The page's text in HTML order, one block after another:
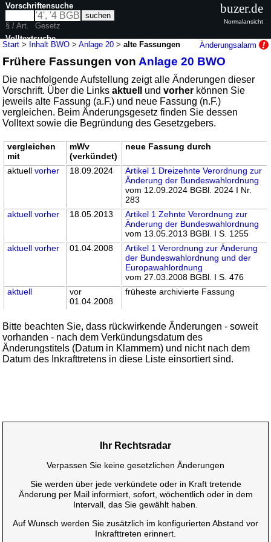
Start > Inhalt BWO >Anlage 20 >alte Fassungen Änderungsalarm
Frühere Fassungen von Anlage 20 BWO
Die nachfolgende Aufstellung zeigt alle Änderungen dieser
Vorschrift. Über die Linksaktuell undvorher können Sie
jeweils alte Fassung (a.F.) und neue Fassung (n.F.)
vergleichen. Beim Änderungsgesetz finden Sie dessen
Volltext sowie die Begründung des Gesetzgebers.
vergleichen
mit
mWv
(verkündet)
neue Fassung durch
aktuellvorher 18.09.2024
Artikel 1 Dreizehnte Verordnung zur
Änderung der Bundeswahlordnung
vom 12.09.2024 BGBl. 2024 I Nr.
283
aktuell vorher 18.05.2013
Artikel 1 Zehnte Verordnung zur
Änderung der Bundeswahlordnung
vom 13.05.2013 BGBl. I S. 1255
aktuell vorher 01.04.2008
Artikel 1 Verordnung zur Änderung
der Bundeswahlordnung und der
Europawahlordnung
vom 27.03.2008 BGBl. I S. 476
aktuell
vor
01.04.2008
früheste archivierte Fassung
Bitte beachten Sie, dass rückwirkende Änderungen - soweit
vorhanden - nach dem Verkündungsdatum des
Änderungstitels (Datum in Klammern) und nicht nach dem
Datum des Inkrafttretens in diese Liste einsortiert sind.
Vorschriftensuche
§ / Art.
Gesetz
Volltextsuche
nur in BWO
buzer.de
Normalansicht
Ihr Rechtsradar
Verpassen Sie keine gesetzlichen Änderungen
Sie werden über jede verkündete oder in Kraft tretende
Änderung per Mail informiert, sofort, wöchentlich oder in dem
Intervall, das Sie gewählt haben.
Auf Wunsch werden Sie zusätzlich im konfigurierten Abstand vor
Inkrafttreten erinnert.